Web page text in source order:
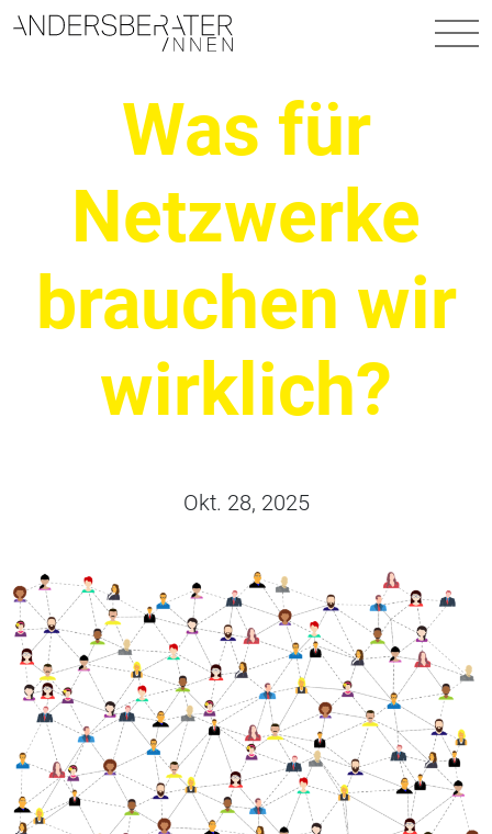
Hauptnavigation
Was für
Netzwerke
brauchen wir
wirklich?
Okt. 28, 2025